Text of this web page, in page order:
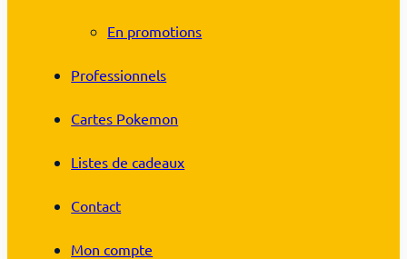
En promotions
Professionnels
Cartes Pokemon
Listes de cadeaux
Contact
Mon compte